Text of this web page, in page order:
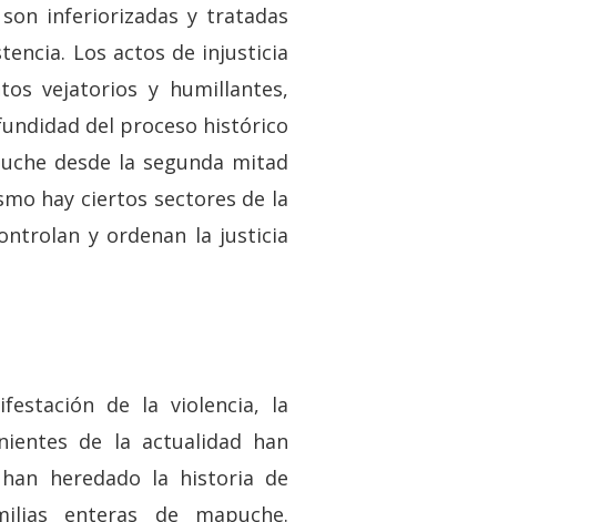
inferiorizadas y tratadas
Los actos de injusticia
vejatorios y humillantes,
del proceso histórico
desde la segunda mitad
hay ciertos sectores de la
y ordenan la justicia
de la violencia, la
de la actualidad han
heredado la historia de
enteras de mapuche.